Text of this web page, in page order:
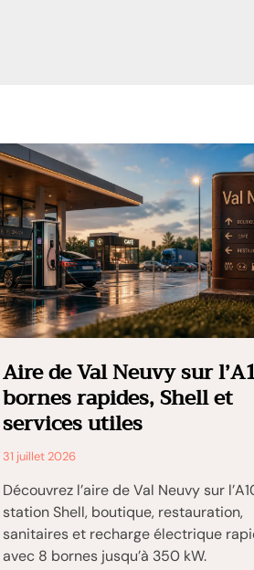
Aire de Val Neuvy sur
bornes rapides, Shell et
services utiles
31 juillet 2026
Découvrez l’aire de Val Neuvy sur
station Shell, boutique, restauration,
sanitaires et recharge électrique
avec 8 bornes jusqu’à 350 kW.